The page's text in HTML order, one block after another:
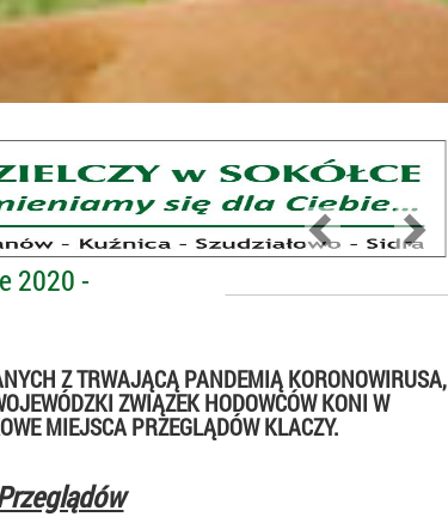
PreviousNext
2020 -
Z TRWAJĄCĄ PANDEMIĄ KORONOWIRUSA,
ZWIĄZEK HODOWCÓW KONI W
MIEJSCA PRZEGLĄDÓW KLACZY.